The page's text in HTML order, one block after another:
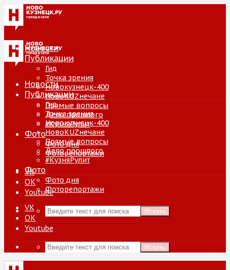
Новости
Публикации
Гид
Точка зрения
Новокузнецк-400
НовоKUZнечане
Прямые вопросы
Дело прошлого
#КузняРулит
Фото
Фото дня
Фоторепортажи
VK
ОК
Youtube
Искать
Новости
Публикации
Гид
Точка зрения
Новокузнецк-400
НовоKUZнечане
Прямые вопросы
Дело прошлого
#КузняРулит
Фото
Фото дня
Фоторепортажи
VK
ОК
Youtube
Искать